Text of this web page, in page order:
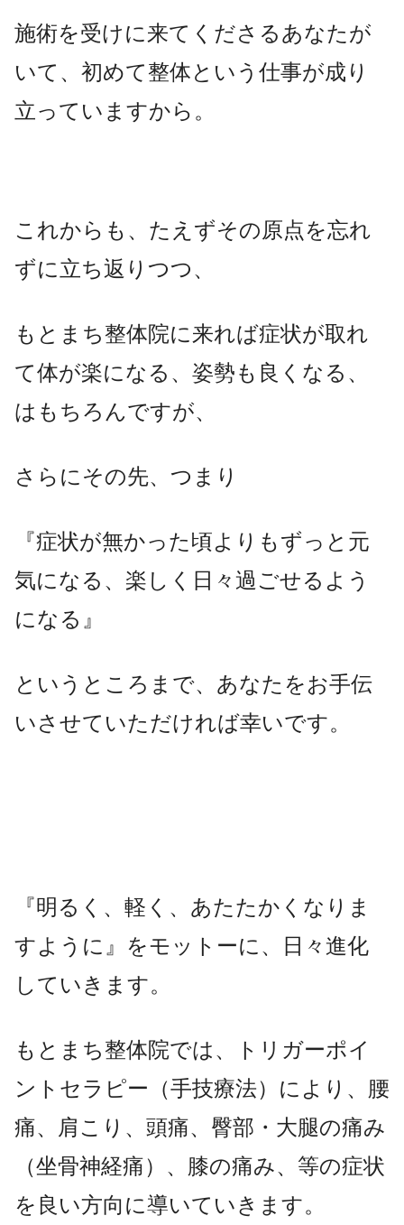
施術を受けに来てくださるあなたが
いて、初めて整体という仕事が成り
立っていますから。
これからも、たえずその原点を忘れ
ずに立ち返りつつ、
もとまち整体院に来れば症状が取れ
て体が楽になる、姿勢も良くなる、
はもちろんですが、
さらにその先、つまり
『症状が無かった頃よりもずっと元
気になる、楽しく日々過ごせるよう
になる』
というところまで、あなたをお手伝
いさせていただければ幸いです。
『明るく、軽く、あたたかくなりま
すように』をモットーに、日々進化
していきます。
もとまち整体院では、トリガーポイ
ントセラピー（手技療法）により、腰
痛、肩こり、頭痛、臀部・大腿の痛み
（坐骨神経痛）、膝の痛み、等の症状
を良い方向に導いていきます。